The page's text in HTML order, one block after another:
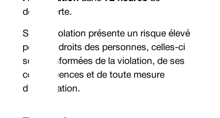
découverte.
Si une violation présente un risque élevé
pour les droits des personnes, celles-ci
seront informées de la violation, de ses
conséquences et de toute mesure
d'atténuation.